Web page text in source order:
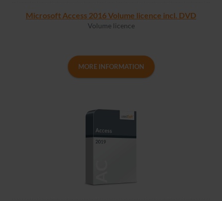
Microsoft Access 2016 Volume licence incl. DVD
Volume licence
MORE INFORMATION